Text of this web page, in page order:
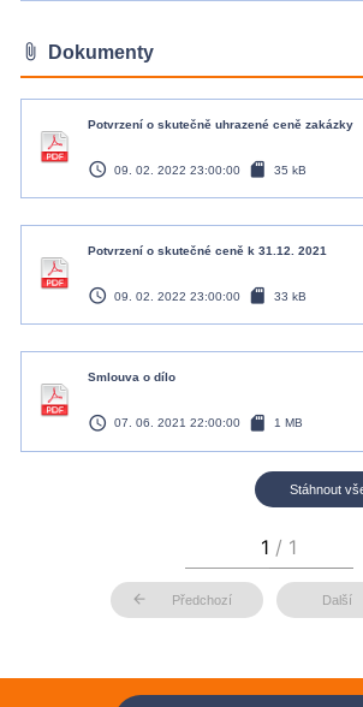
attach_file Dokumenty
Potvrzení o skutečně uhrazené ceně zakázky
access_time 09. 02. 2022 23:00:00 sd_card 35 kB
Potvrzení o skutečné ceně k 31.12. 2021
access_time 09. 02. 2022 23:00:00 sd_card 33 kB
Smlouva o dílo
access_time 07. 06. 2021 22:00:00 sd_card 1 MB
Stáhnout
arrow_back Předchozí Další